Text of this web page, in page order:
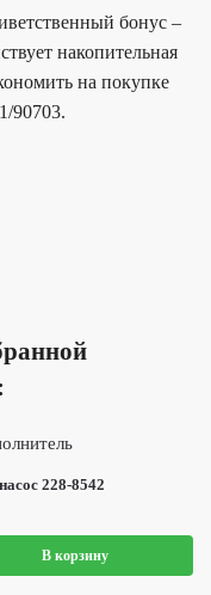
бонус –
накопительная
на покупке
90703.
228-8542
В корзину